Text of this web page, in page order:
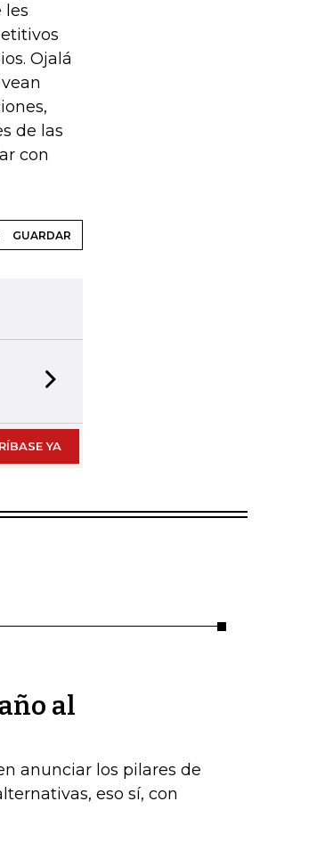
les
Ojalá
de las
con
GUARDAR
YA
al
anunciar los pilares de
eso sí, con